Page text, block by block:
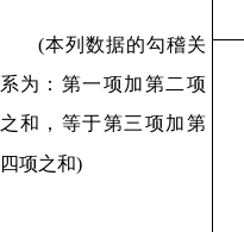
(本列数据的勾稽关
系为：第一项加第二项
之和，等于第三项加第
四项之和)